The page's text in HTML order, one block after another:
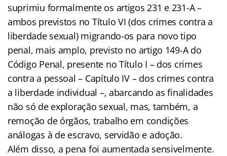
suprimiu formalmente os artigos 231 e 231-A –
ambos previstos no Título VI (dos crimes contra a
liberdade sexual) migrando-os para novo tipo
penal, mais amplo, previsto no artigo 149-A do
Código Penal, presente no Título I – dos crimes
contra a pessoal – Capítulo IV – dos crimes contra
a liberdade individual –, abarcando as finalidades
não só de exploração sexual, mas, também, a
remoção de órgãos, trabalho em condições
análogas à de escravo, servidão e adoção.
Além disso, a pena foi aumentada sensivelmente.